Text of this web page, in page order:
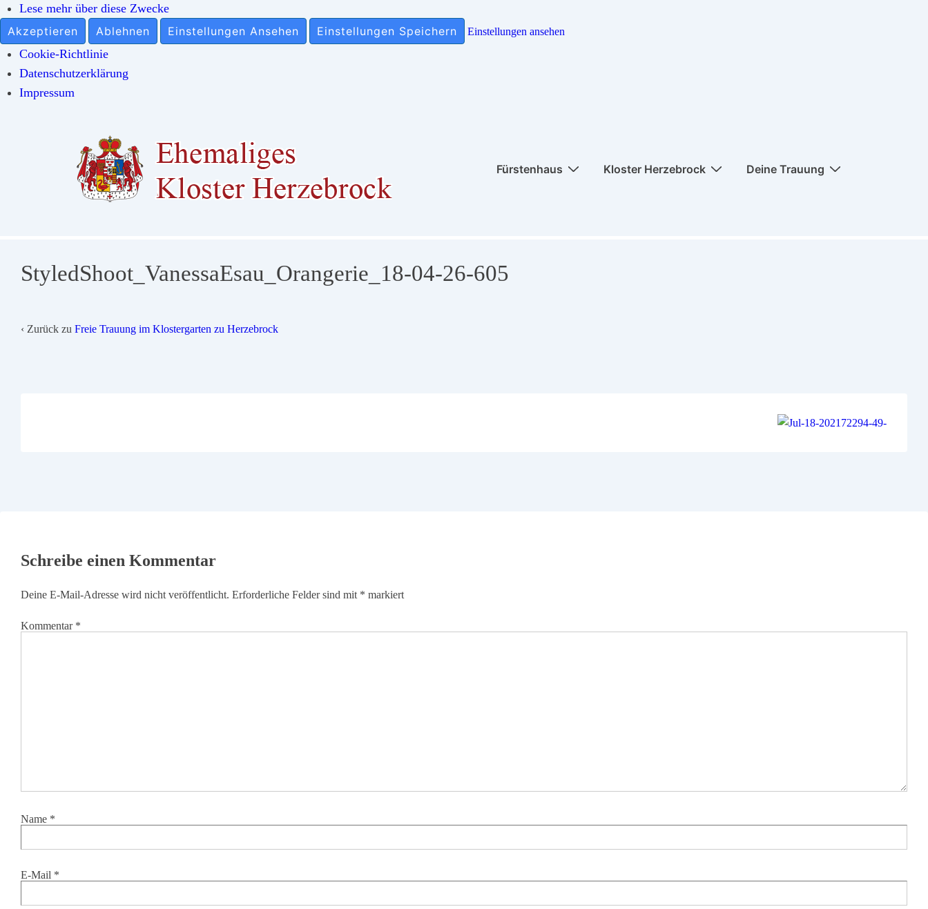
Lese mehr über diese Zwecke
Akzeptieren
Ablehnen Einstellungen Ansehen Einstellungen Speichern Einstellungen ansehen
Cookie-Richtlinie
Datenschutzerklärung
Impressum
Fürstenhaus Kloster Herzebrock Deine Trauung
StyledShoot_VanessaEsau_Orangerie_18-04-26-605
‹ Zurück zu Freie Trauung im Klostergarten zu Herzebrock
Schreibe einen Kommentar
Deine E-Mail-Adresse wird nicht veröffentlicht. Erforderliche Felder sind mit * markiert
Kommentar *
Name *
E-Mail *